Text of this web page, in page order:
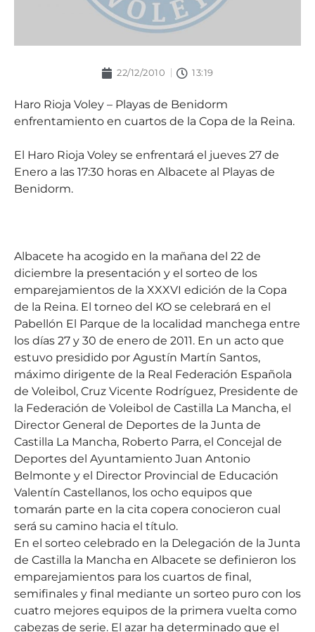
22/12/2010 13:19
Haro Rioja Voley – Playas de Benidorm
enfrentamiento en cuartos de la Copa de la Reina.
El Haro Rioja Voley se enfrentará el jueves 27 de
Enero a las 17:30 horas en Albacete al Playas de
Benidorm.
Albacete ha acogido en la mañana del 22 de
diciembre la presentación y el sorteo de los
emparejamientos de la XXXVI edición de la Copa
de la Reina. El torneo del KO se celebrará en el
Pabellón El Parque de la localidad manchega entre
los días 27 y 30 de enero de 2011. En un acto que
estuvo presidido por Agustín Martín Santos,
máximo dirigente de la Real Federación Española
de Voleibol, Cruz Vicente Rodríguez, Presidente de
la Federación de Voleibol de Castilla La Mancha, el
Director General de Deportes de la Junta de
Castilla La Mancha, Roberto Parra, el Concejal de
Deportes del Ayuntamiento Juan Antonio
Belmonte y el Director Provincial de Educación
Valentín Castellanos, los ocho equipos que
tomarán parte en la cita copera conocieron cual
será su camino hacia el título.
En el sorteo celebrado en la Delegación de la Junta
de Castilla la Mancha en Albacete se definieron los
emparejamientos para los cuartos de final,
semifinales y final mediante un sorteo puro con los
cuatro mejores equipos de la primera vuelta como
cabezas de serie. El azar ha determinado que el